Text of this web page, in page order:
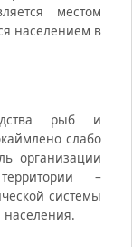
местом
населением в
рыб и
слабо
организации
–
системы